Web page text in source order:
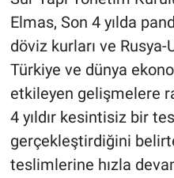
Elmas, Son 4 yılda
döviz kurları ve Rusya-
Türkiye ve dünya
etkileyen gelişmelere
4 yıldır kesintisiz bir
gerçekleştirdiğini
teslimlerine hızla